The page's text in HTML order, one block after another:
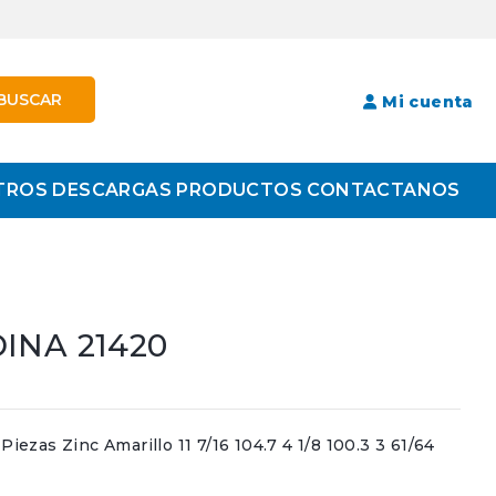
Mi cuenta
DESCARGAS PRODUCTOS CONTACTANOS
21420
Zinc Amarillo 11 7/16 104.7 4 1/8 100.3 3 61/64